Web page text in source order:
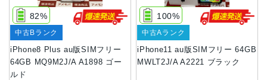
iPhone8 Plus au版SIMフリー
64GB MQ9M2J/A A1898 ゴー
ルド
82%
中古Bランク
iPhone11 au版SIMフリー 64GB
MWLT2J/A A2221 ブラック
100%
中古Aランク